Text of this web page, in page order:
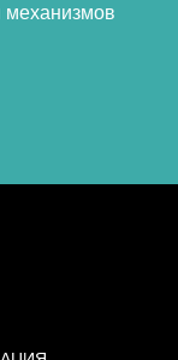
механизмов